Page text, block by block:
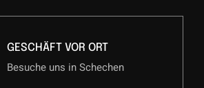
GESCHÄFT VOR ORT
Besuche uns in Schechen